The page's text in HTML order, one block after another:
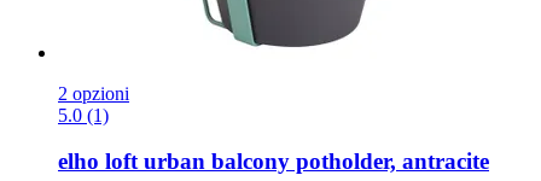
2 opzioni
5.0 (1)
elho loft urban balcony potholder, antracite